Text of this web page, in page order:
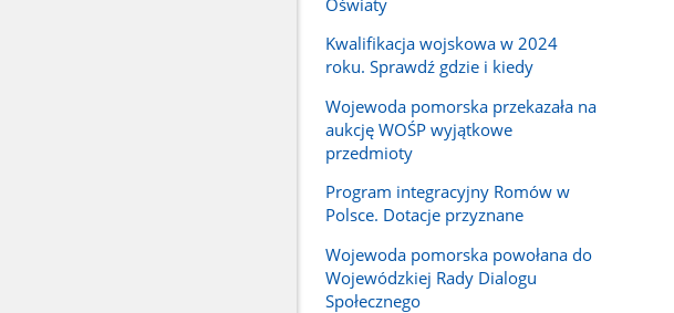
Kwalifikacja wojskowa w 2024
roku. Sprawdź gdzie i kiedy
Wojewoda pomorska przekazała na
aukcję WOŚP wyjątkowe
przedmioty
Program integracyjny Romów w
Polsce. Dotacje przyznane
Wojewoda pomorska powołana do
Wojewódzkiej Rady Dialogu
Społecznego